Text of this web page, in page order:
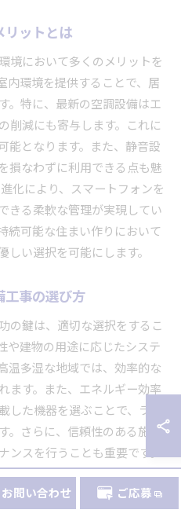
リットとは
境において多くのメリットを
内環境を提供することで、居
。特に、最新の空調設備はエ
削減にも寄与します。これに
能となります。また、静音設
損なわずに利用できる点も魅
化により、スマートフォンを
きる柔軟な管理が実現してい
続可能な住まい作りにおいて
い選択を可能にします。
事の選び方
の鍵は、適切な選択をするこ
や建物の用途に応じたシステ
温多湿な地域では、効率的な
ます。また、エネルギー効率
た機器を選ぶことで、ラン
。さらに、信頼性のある施工
ンスを行うことも重要です。
効率維持が実現し、投資の効
の導入を検討することで、未
お問い合わせ ご応募